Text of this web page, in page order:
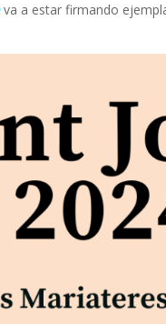
va a estar firmando